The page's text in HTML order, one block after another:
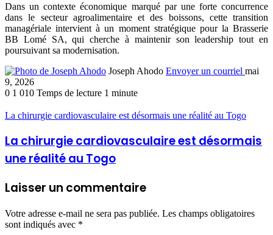
Dans un contexte économique marqué par une forte concurrence
dans le secteur agroalimentaire et des boissons, cette transition
managériale intervient à un moment stratégique pour la Brasserie
BB Lomé SA, qui cherche à maintenir son leadership tout en
poursuivant sa modernisation.
Joseph Ahodo Envoyer un courriel mai
9, 2026
0 1 010 Temps de lecture 1 minute
La chirurgie cardiovasculaire est désormais une réalité au Togo
La chirurgie cardiovasculaire est désormais
une réalité au Togo
Laisser un commentaire
Votre adresse e-mail ne sera pas publiée. Les champs obligatoires
sont indiqués avec *